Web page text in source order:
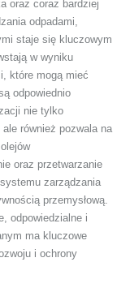
oraz coraz bardziej
odpadami,
staje się kluczowym
w wyniku
które mogą mieć
odpowiednio
nie tylko
również pozwala na
oraz przetwarzanie
zarządzania
przemysłową.
odpowiedzialne i
ma kluczowe
i ochrony